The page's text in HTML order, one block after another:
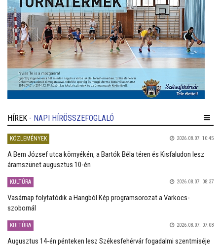
HÍREK - NAPI HÍRÖSSZEFOGLALÓ
KÖZLEMÉNYEK 2026.08.07. 10:45
A Bem József utca környékén, a Bartók Béla téren és Kisfaludon lesz
áramszünet augusztus 10-én
KULTÚRA 2026.08.07. 08:37
Vasárnap folytatódik a Hangból Kép programsorozat a Varkocs-
szobornál
KULTÚRA 2026.08.07. 07:08
Augusztus 14-én pénteken lesz Székesfehérvár fogadalmi szentmiséje